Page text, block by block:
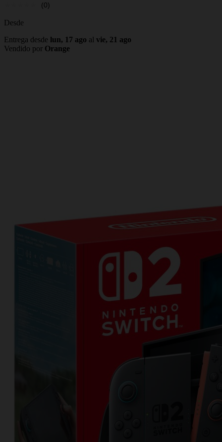
(0)
Desde
Entrega desde lun, 17 ago al vie, 21 ago
Vendido por Orange